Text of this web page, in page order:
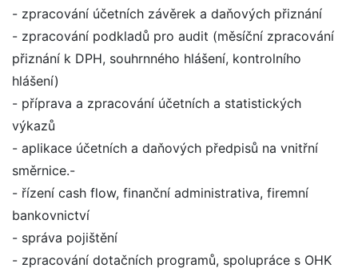
- zpracování účetních závěrek a daňových přiznání
- zpracování podkladů pro audit (měsíční zpracování
přiznání k DPH, souhrnného hlášení, kontrolního
hlášení)
- příprava a zpracování účetních a statistických
výkazů
- aplikace účetních a daňových předpisů na vnitřní
směrnice.-
- řízení cash flow, finanční administrativa, firemní
bankovnictví
- správa pojištění
- zpracování dotačních programů, spolupráce s OHK